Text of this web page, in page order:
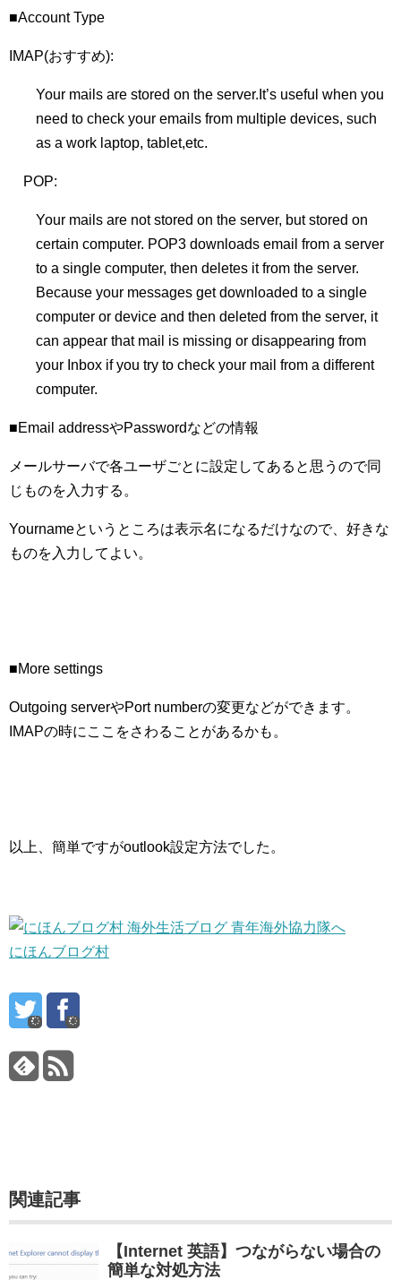
■Account Type
IMAP(おすすめ):
Your mails are stored on the server.It’s useful when you
need to check your emails from multiple devices, such
as a work laptop, tablet,etc.
POP:
Your mails are not stored on the server, but stored on
certain computer. POP3 downloads email from a server
to a single computer, then deletes it from the server.
Because your messages get downloaded to a single
computer or device and then deleted from the server, it
can appear that mail is missing or disappearing from
your Inbox if you try to check your mail from a different
computer.
■Email addressやPasswordなどの情報
メールサーバで各ユーザごとに設定してあると思うので同
じものを入力する。
Yournameというところは表示名になるだけなので、好きな
ものを入力してよい。
■More settings
Outgoing serverやPort numberの変更などができます。
IMAPの時にここをさわることがあるかも。
以上、簡単ですがoutlook設定方法でした。
にほんブログ村
関連記事
【Internet 英語】つながらない場合の
簡単な対処方法